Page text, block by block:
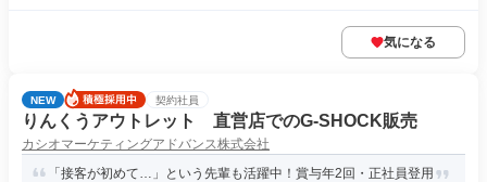
気になる
NEW 契約社員
りんくうアウトレット 直営店でのG-SHOCK販売
カシオマーケティングアドバンス株式会社
「接客が初めて…」という先輩も活躍中！賞与年2回・正社員登用